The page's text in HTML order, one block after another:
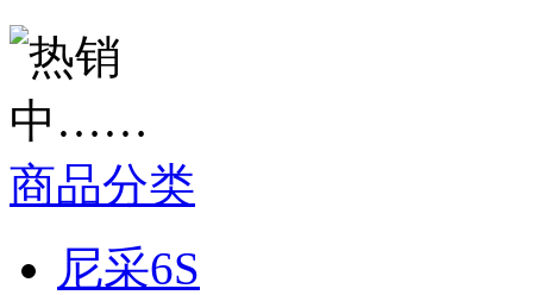
商品分类
尼采6S